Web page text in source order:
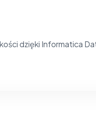
dzięki Informatica